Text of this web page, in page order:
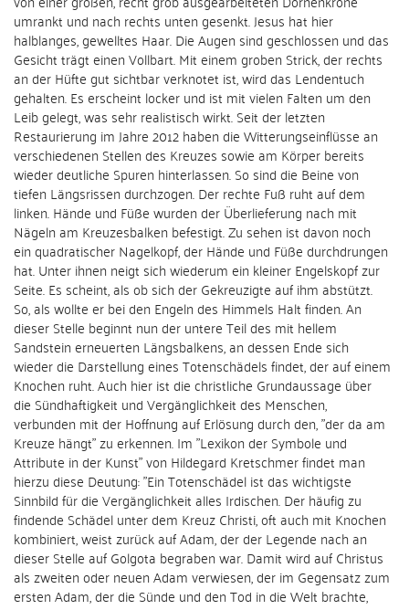
umrankt und nach rechts unten gesenkt. Jesus hat hier
halblanges, gewelltes Haar. Die Augen sind geschlossen und das
Gesicht trägt einen Vollbart. Mit einem groben Strick, der rechts
an der Hüfte gut sichtbar verknotet ist, wird das Lendentuch
gehalten. Es erscheint locker und ist mit vielen Falten um den
Leib gelegt, was sehr realistisch wirkt. Seit der letzten
Restaurierung im Jahre 2012 haben die Witterungseinflüsse an
verschiedenen Stellen des Kreuzes sowie am Körper bereits
wieder deutliche Spuren hinterlassen. So sind die Beine von
tiefen Längsrissen durchzogen. Der rechte Fuß ruht auf dem
linken. Hände und Füße wurden der Überlieferung nach mit
Nägeln am Kreuzesbalken befestigt. Zu sehen ist davon noch
ein quadratischer Nagelkopf, der Hände und Füße durchdrungen
hat. Unter ihnen neigt sich wiederum ein kleiner Engelskopf zur
Seite. Es scheint, als ob sich der Gekreuzigte auf ihm abstützt.
So, als wollte er bei den Engeln des Himmels Halt finden. An
dieser Stelle beginnt nun der untere Teil des mit hellem
Sandstein erneuerten Längsbalkens, an dessen Ende sich
wieder die Darstellung eines Totenschädels findet, der auf einem
Knochen ruht. Auch hier ist die christliche Grundaussage über
die Sündhaftigkeit und Vergänglichkeit des Menschen,
verbunden mit der Hoffnung auf Erlösung durch den, "der da am
Kreuze hängt" zu erkennen. Im "Lexikon der Symbole und
Attribute in der Kunst" von Hildegard Kretschmer findet man
hierzu diese Deutung: "Ein Totenschädel ist das wichtigste
Sinnbild für die Vergänglichkeit alles Irdischen. Der häufig zu
findende Schädel unter dem Kreuz Christi, oft auch mit Knochen
kombiniert, weist zurück auf Adam, der der Legende nach an
dieser Stelle auf Golgota begraben war. Damit wird auf Christus
als zweiten oder neuen Adam verwiesen, der im Gegensatz zum
ersten Adam, der die Sünde und den Tod in die Welt brachte,